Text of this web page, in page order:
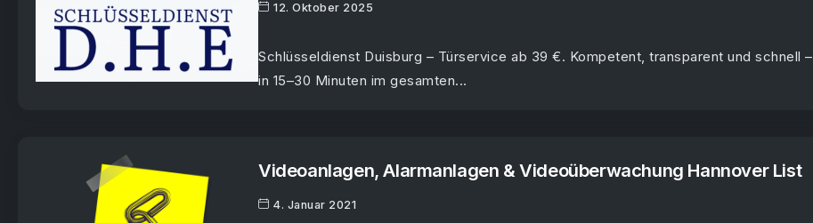
12. Oktober 2025
Schlüsseldienst Duisburg – Türservice ab 39 €. Kompetent, transparent und schnell –
in 15–30 Minuten im gesamten...
Videoanlagen, Alarmanlagen & Videoüberwachung Hannover List
4. Januar 2021